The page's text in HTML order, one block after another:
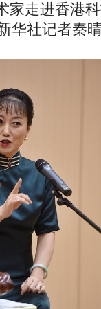
家走进香港
华社记者秦